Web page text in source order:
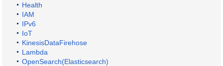
Health
IAM
IPv6
IoT
KinesisDataFirehose
Lambda
OpenSearch(Elasticsearch)